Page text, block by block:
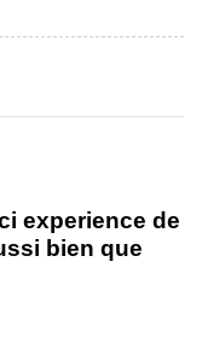
experience de
bien que